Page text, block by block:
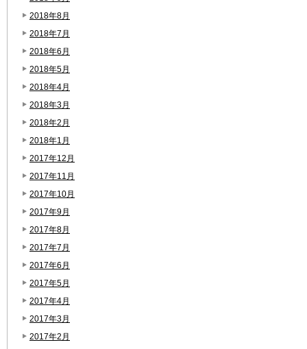
2018年8月
2018年7月
2018年6月
2018年5月
2018年4月
2018年3月
2018年2月
2018年1月
2017年12月
2017年11月
2017年10月
2017年9月
2017年8月
2017年7月
2017年6月
2017年5月
2017年4月
2017年3月
2017年2月